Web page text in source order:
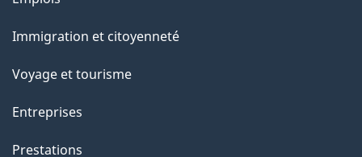
a
p
a
g
sujets
Immigration et citoyenneté
Voyage et tourisme
Entreprises
Prestations